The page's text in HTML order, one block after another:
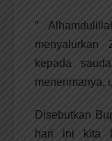
”
menyalurkan
kepada
menerimanya,
Disebutkan
hari ini kita